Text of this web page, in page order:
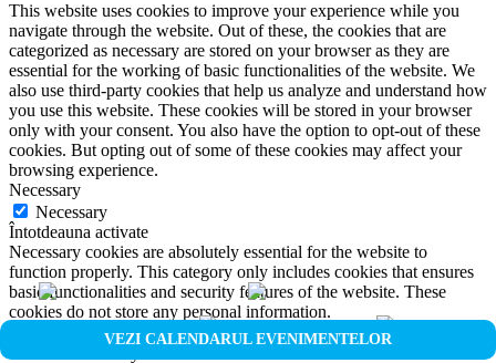
VEZI CALENDARUL EVENIMENTELOR
This website uses cookies to improve your experience while you
navigate through the website. Out of these, the cookies that are
categorized as necessary are stored on your browser as they are
essential for the working of basic functionalities of the website. We
also use third-party cookies that help us analyze and understand how
you use this website. These cookies will be stored in your browser
only with your consent. You also have the option to opt-out of these
cookies. But opting out of some of these cookies may affect your
browsing experience.
Necessary
Necessary
Întotdeauna activate
Necessary cookies are absolutely essential for the website to
function properly. This category only includes cookies that ensures
basic functionalities and security features of the website. These
cookies do not store any personal information.
Non-necessary